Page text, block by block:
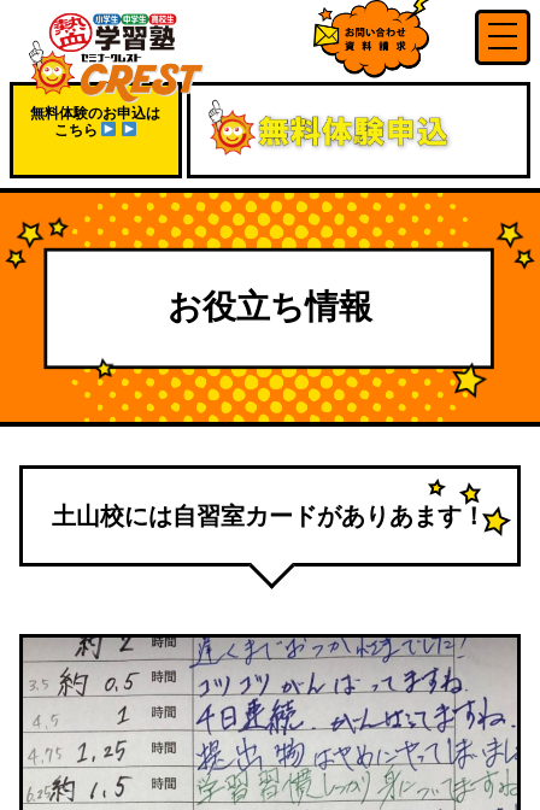
無料体験のお申込は
こちら
お役立ち情報
土山校には自習室カードがありあます！